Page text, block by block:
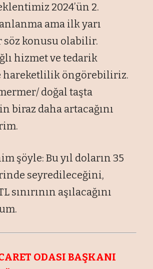
2024’ün 2.
ama ilk yarı
konusu olabilir.
hizmet ve tedarik
hareketlilik öngörebiliriz.
doğal taşta
biraz daha artacağını
şöyle: Bu yıl doların 35
seyredileceğini,
sınırının aşılacağını
ODASI BAŞKANI